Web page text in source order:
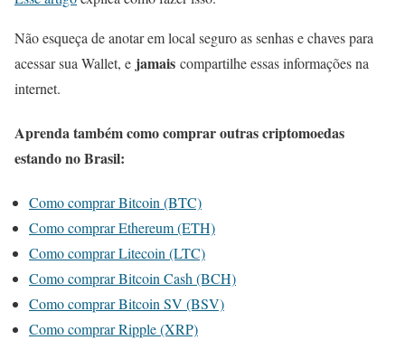
Não esqueça de anotar em local seguro as senhas e chaves para
acessar sua Wallet, e jamais compartilhe essas informações na
internet.
Aprenda também como comprar outras criptomoedas
estando no Brasil:
Como comprar Bitcoin (BTC)
Como comprar Ethereum (ETH)
Como comprar Litecoin (LTC)
Como comprar Bitcoin Cash (BCH)
Como comprar Bitcoin SV (BSV)
Como comprar Ripple (XRP)